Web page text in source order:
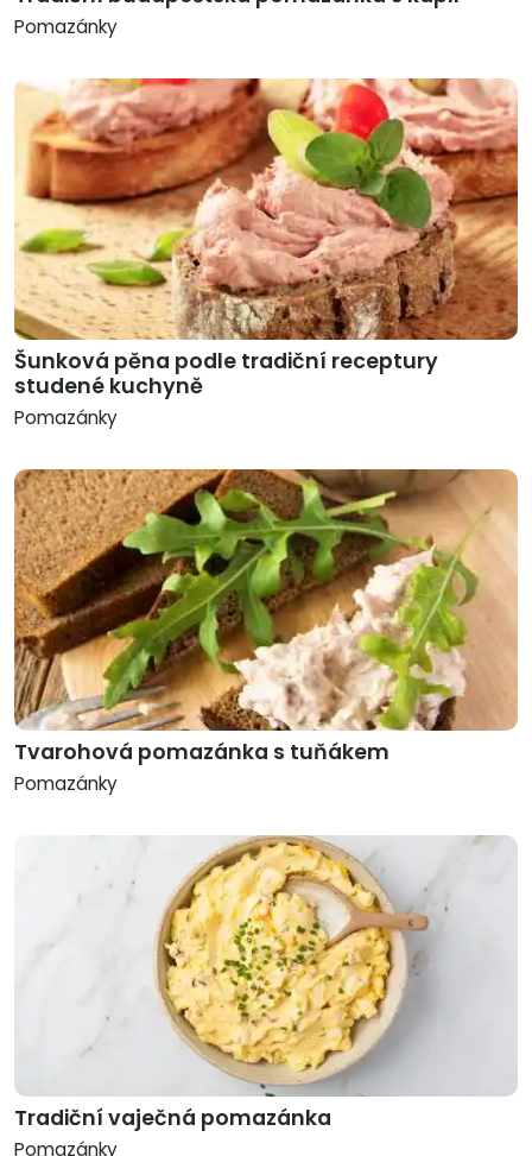
Pomazánky
Šunková pěna podle tradiční receptury
studené kuchyně
Pomazánky
Tvarohová pomazánka s tuňákem
Pomazánky
Tradiční vaječná pomazánka
Pomazánky